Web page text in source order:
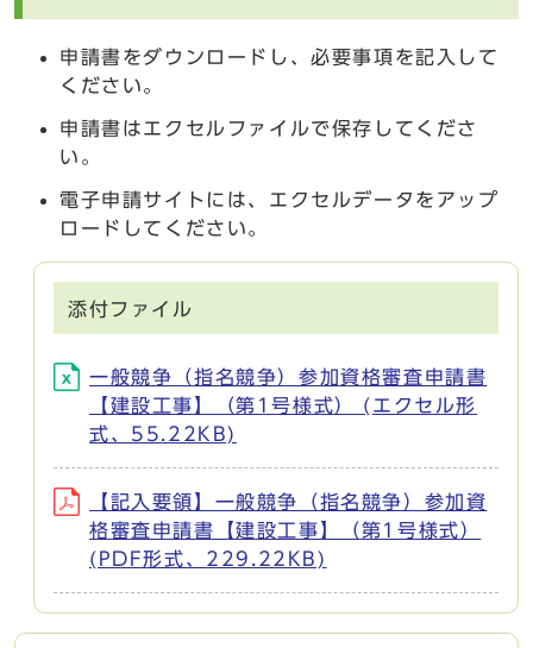
申請書をダウンロードし、必要事項を記入して
ください。
申請書はエクセルファイルで保存してくださ
い。
電子申請サイトには、エクセルデータをアップ
ロードしてください。
添付ファイル
一般競争（指名競争）参加資格審査申請書
【建設工事】（第1号様式） (エクセル形
式、55.22KB)
【記入要領】一般競争（指名競争）参加資
格審査申請書【建設工事】（第1号様式）
(PDF形式、229.22KB)